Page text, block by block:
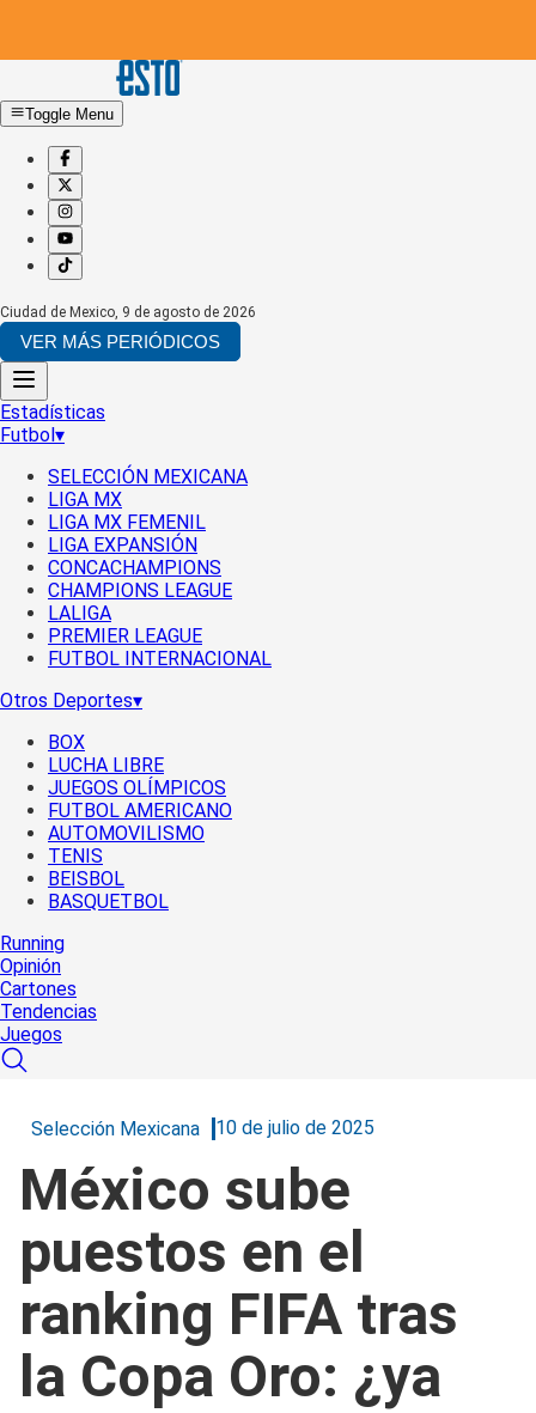
Toggle Menu
Ciudad de Mexico, 9 de agosto de 2026
VER MÁS PERIÓDICOS
Estadísticas
Futbol▾
SELECCIÓN MEXICANA
LIGA MX
LIGA MX FEMENIL
LIGA EXPANSIÓN
CONCACHAMPIONS
CHAMPIONS LEAGUE
LALIGA
PREMIER LEAGUE
FUTBOL INTERNACIONAL
Otros Deportes▾
BOX
LUCHA LIBRE
JUEGOS OLÍMPICOS
FUTBOL AMERICANO
AUTOMOVILISMO
TENIS
BEISBOL
BASQUETBOL
Running
Opinión
Cartones
Tendencias
Juegos
Selección Mexicana 10 de julio de 2025
México sube
puestos en el
ranking FIFA tras
la Copa Oro: ¿ya